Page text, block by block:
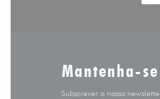
Mantenha-
Subscrever a nossa